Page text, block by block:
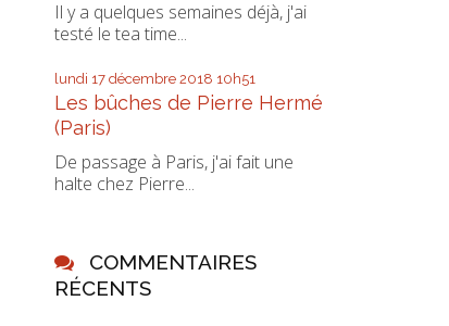
Il y a quelques semaines déjà, j'ai
testé le tea time...
lundi 17 décembre 2018 10h51
Les bûches de Pierre Hermé
(Paris)
De passage à Paris, j'ai fait une
halte chez Pierre...
COMMENTAIRES
RÉCENTS